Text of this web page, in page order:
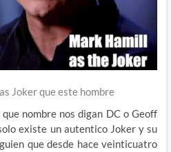
Joker que este hombre
nombre nos digan DC o Geoff
existe un autentico Joker y su
que desde hace veinticuatro